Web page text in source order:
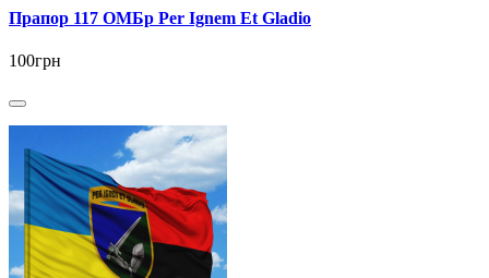
Прапор 117 ОМБр Per Ignem Et Gladio
100грн